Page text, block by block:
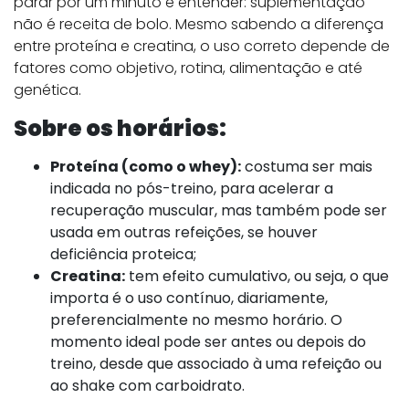
não é receita de bolo. Mesmo sabendo a diferença
entre proteína e creatina, o uso correto depende de
fatores como objetivo, rotina, alimentação e até
genética.
Sobre os horários:
Proteína (como o whey):costuma ser mais
indicada no pós-treino, para acelerar a
recuperação muscular, mas também pode ser
usada em outras refeições, se houver
deficiência proteica;
Creatina: tem efeito cumulativo, ou seja, o que
importa é o uso contínuo, diariamente,
preferencialmente no mesmo horário. O
momento ideal pode ser antes ou depois do
treino, desde que associado à uma refeição ou
ao shake com carboidrato.